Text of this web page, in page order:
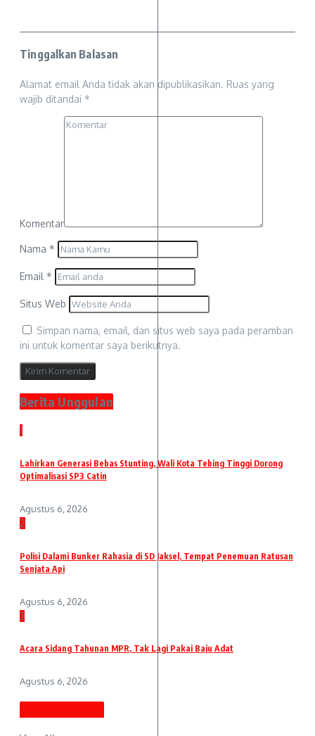
Tinggalkan Balasan
Alamat email Anda tidak akan dipublikasikan. Ruas yang
wajib ditandai *
Komentar
Nama *
Email *
Situs Web
Simpan nama, email, dan situs web saya pada peramban
ini untuk komentar saya berikutnya.
Berita Unggulan
1
Lahirkan Generasi Bebas Stunting, Wali Kota Tebing Tinggi Dorong
Optimalisasi SP3 Catin
Agustus 6, 2026
2
Polisi Dalami Bunker Rahasia di SD Jaksel, Tempat Penemuan Ratusan
Senjata Api
Agustus 6, 2026
3
Acara Sidang Tahunan MPR, Tak Lagi Pakai Baju Adat
Agustus 6, 2026